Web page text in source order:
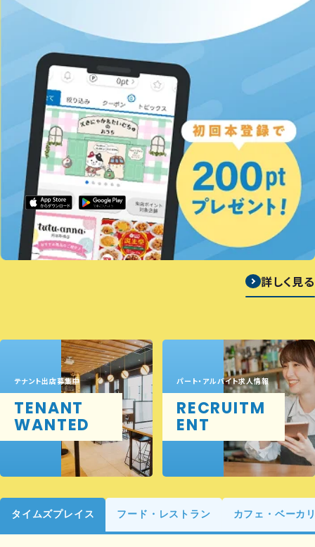
詳しく見る
テナント出店募集中
TENANT
WANTED
パート・アルバイト求人情報
RECRUITM
ENT
タイムズプレイス フード・レストラン カフェ・ベーカ